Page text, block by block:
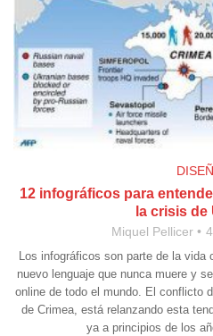
12 infográficos para
la crisis de
Miquel Pellicer
Los infográficos son parte de la vida
nuevo lenguaje que nunca muere y
online de todo el mundo. El conflicto
de Crimea, está relanzando esta
ya a principios de los